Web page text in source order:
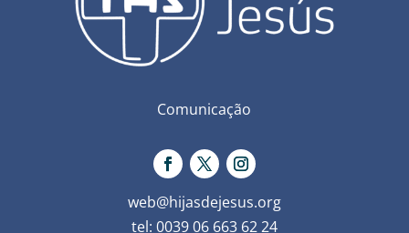
Comunicação
web@hijasdejesus.org
tel: 0039 06 663 62 24